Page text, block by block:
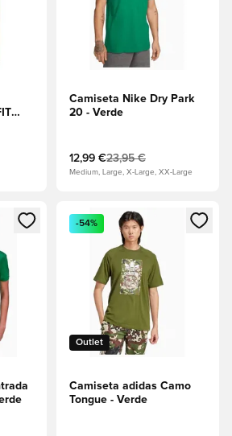
Camiseta Nike Dry Park
20 - Verde
12,99 €23,95 €
Medium, Large, X-Large, XX-Large
iniciar sesión o registrarse como
Abre un modal para iniciar
Outlet
-54%
Camiseta adidas Camo
Tongue - Verde